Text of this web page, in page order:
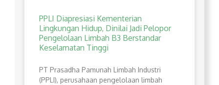
PPLI Diapresiasi Kementerian
Lingkungan Hidup, Dinilai Jadi Pelopor
Pengelolaan Limbah B3 Berstandar
Keselamatan Tinggi
PT Prasadha Pamunah Limbah Industri
(PPLI), perusahaan pengelolaan limbah